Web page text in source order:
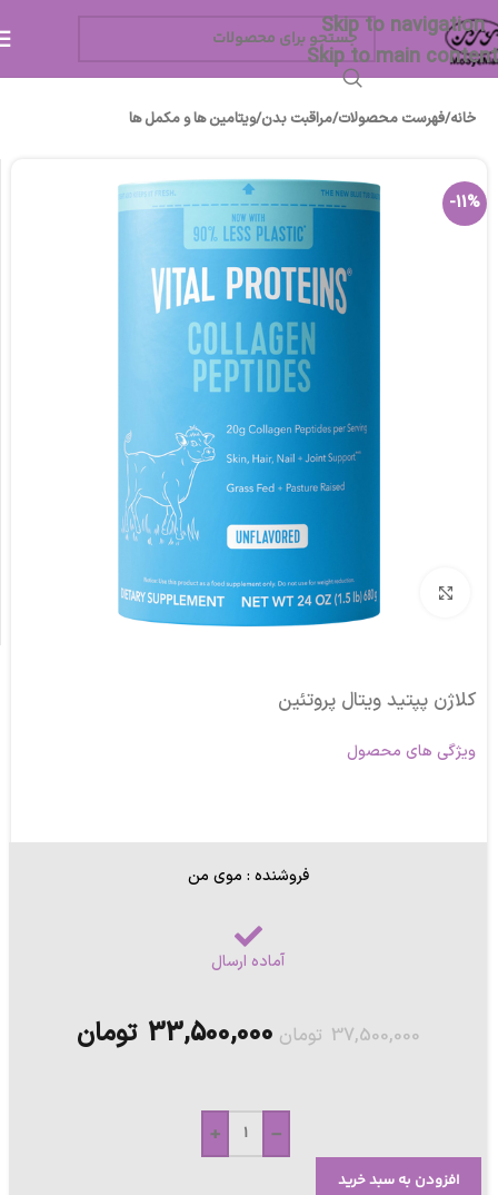
Skip to navigation
Skip to main content
خانه/فهرست محصولات/مراقبت بدن/ویتامین ها و مکمل ها
-11%
برای بزرگنمایی کلیک کنید
کلاژن پپتید ویتال پروتئین
ویژگی های محصول
فروشنده : موی من
آماده ارسال
37,500,000 تومان 33,500,000 تومان
-
+
افزودن به سبد خرید